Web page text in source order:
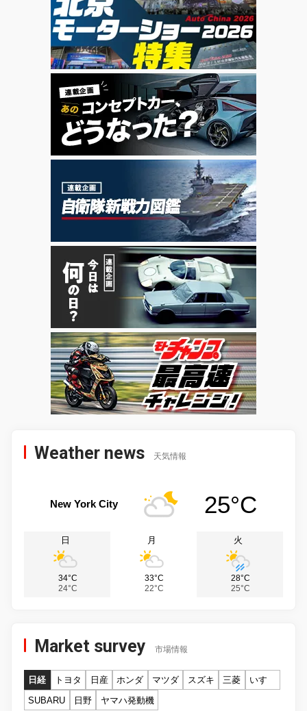
Weather news 天気情報
New York City 25°C
日
34°C
24°C
月
33°C
22°C
火
28°C
25°C
Market survey 市場情報
日経 トヨタ 日産 ホンダ マツダ スズキ 三菱
いすゞ
SUBARU
日野 ヤマハ発動機